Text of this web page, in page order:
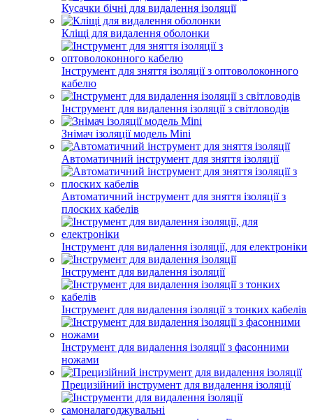
Кусачки бічні для видалення ізоляції
Кліщі для видалення оболонки
Інструмент для зняття ізоляції з оптоволоконного
кабелю
Інструмент для видалення ізоляції з світловодів
Знімач ізоляції модель Mini
Автоматичний інструмент для зняття ізоляції
Автоматичний інструмент для зняття ізоляції з
плоских кабелів
Інструмент для видалення ізоляції, для електроніки
Інструмент для видалення ізоляції
Інструмент для видалення ізоляції з тонких кабелів
Інструмент для видалення ізоляції з фасонними
ножами
Прецизійний інструмент для видалення ізоляції